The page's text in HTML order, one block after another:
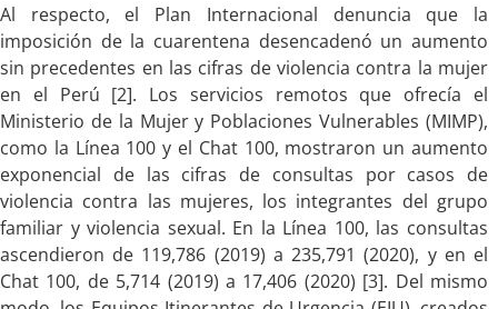
Al respecto, el Plan Internacional denuncia que la
imposición de la cuarentena desencadenó un aumento
sin precedentes en las cifras de violencia contra la mujer
en el Perú [2]. Los servicios remotos que ofrecía el
Ministerio de la Mujer y Poblaciones Vulnerables (MIMP),
como la Línea 100 y el Chat 100, mostraron un aumento
exponencial de las cifras de consultas por casos de
violencia contra las mujeres, los integrantes del grupo
familiar y violencia sexual. En la Línea 100, las consultas
ascendieron de 119,786 (2019) a 235,791 (2020), y en el
Chat 100, de 5,714 (2019) a 17,406 (2020) [3]. Del mismo